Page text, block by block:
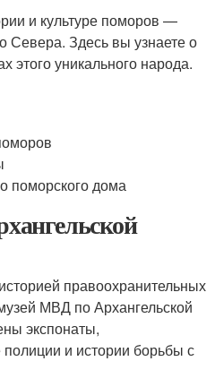
и культуре поморов —
Севера. Здесь вы узнаете о
этого уникального народа.
поморского дома
правоохранительных
МВД по Архангельской
экспонаты,
и истории борьбы с